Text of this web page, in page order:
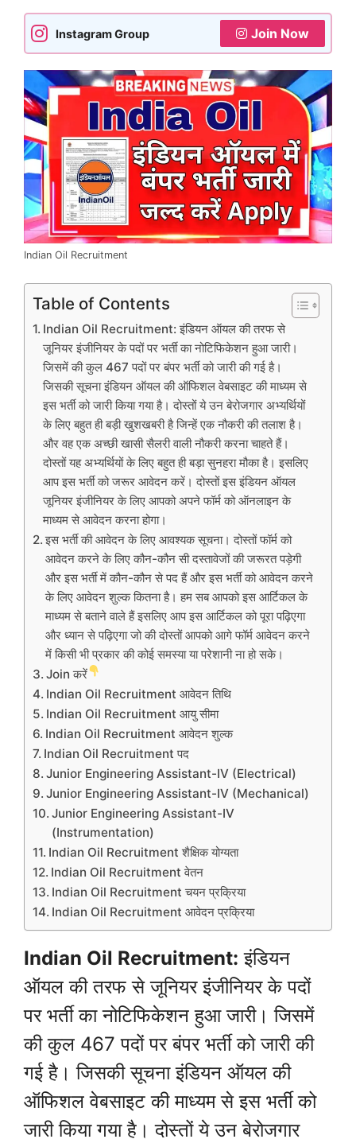
Instagram Group Join Now
Indian Oil Recruitment
Table of Contents
Indian Oil Recruitment: इंडियन ऑयल की तरफ से
जूनियर इंजीनियर के पदों पर भर्ती का नोटिफिकेशन हुआ जारी।
जिसमें की कुल 467 पदों पर बंपर भर्ती को जारी की गई है।
जिसकी सूचना इंडियन ऑयल की ऑफिशल वेबसाइट की माध्यम से
इस भर्ती को जारी किया गया है। दोस्तों ये उन बेरोजगार अभ्यर्थियों
के लिए बहुत ही बड़ी खुशखबरी है जिन्हें एक नौकरी की तलाश है।
और वह एक अच्छी खासी सैलरी वाली नौकरी करना चाहते हैं।
दोस्तों यह अभ्यर्थियों के लिए बहुत ही बड़ा सुनहरा मौका है। इसलिए
आप इस भर्ती को जरूर आवेदन करें। दोस्तों इस इंडियन ऑयल
जूनियर इंजीनियर के लिए आपको अपने फॉर्म को ऑनलाइन के
माध्यम से आवेदन करना होगा।
इस भर्ती की आवेदन के लिए आवश्यक सूचना। दोस्तों फॉर्म को
आवेदन करने के लिए कौन-कौन सी दस्तावेजों की जरूरत पड़ेगी
और इस भर्ती में कौन-कौन से पद हैं और इस भर्ती को आवेदन करने
के लिए आवेदन शुल्क कितना है। हम सब आपको इस आर्टिकल के
माध्यम से बताने वाले हैं इसलिए आप इस आर्टिकल को पूरा पढ़िएगा
और ध्यान से पढ़िएगा जो की दोस्तों आपको आगे फॉर्म आवेदन करने
में किसी भी प्रकार की कोई समस्या या परेशानी ना हो सके।
Join करें
Indian Oil Recruitment आवेदन तिथि
Indian Oil Recruitment आयु सीमा
Indian Oil Recruitment आवेदन शुल्क
Indian Oil Recruitment पद
Junior Engineering Assistant-IV (Electrical)
Junior Engineering Assistant-IV (Mechanical)
Junior Engineering Assistant-IV
(Instrumentation)
Indian Oil Recruitment शैक्षिक योग्यता
Indian Oil Recruitment वेतन
Indian Oil Recruitment चयन प्रक्रिया
Indian Oil Recruitment आवेदन प्रक्रिया
Indian Oil Recruitment: इंडियन
ऑयल की तरफ से जूनियर इंजीनियर के पदों
पर भर्ती का नोटिफिकेशन हुआ जारी। जिसमें
की कुल 467 पदों पर बंपर भर्ती को जारी की
गई है। जिसकी सूचना इंडियन ऑयल की
ऑफिशल वेबसाइट की माध्यम से इस भर्ती को
जारी किया गया है। दोस्तों ये उन बेरोजगार